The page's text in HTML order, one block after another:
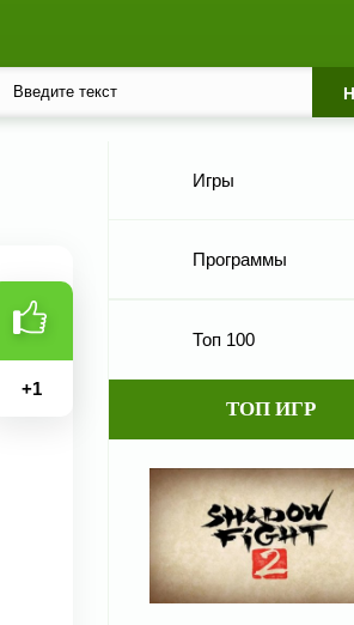
+1
Игры
Программы
Топ 100
ТОП ИГР